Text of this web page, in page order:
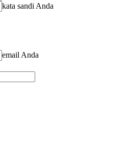
kata sandi Anda
email Anda